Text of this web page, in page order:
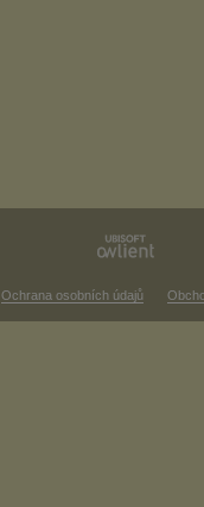
Ochrana osobních údajů